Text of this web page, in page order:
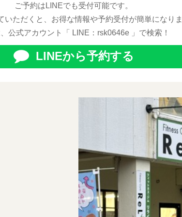
ご予約はLINEでも受付可能です。
いただくと、お得な情報や予約受付が簡単になり
公式アカウント「 LINE：rsk0646e 」で検索！
LINEから予約する